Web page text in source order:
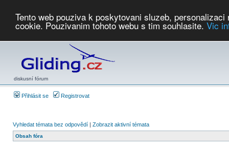
Tento web pouziva k poskytovani sluzeb,
cookie. Pouzivanim tohoto webu s tim souhlasite. Vic
diskusní fórum
Přihlásit se Registrovat
Vyhledat témata bez odpovědí | Zobrazit aktivní témata
Obsah fóra